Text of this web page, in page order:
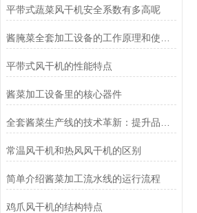
平带式蔬菜风干机安全系数有多高呢
平带式风干机的性能特点
酱菜加工设备里的核心器件
常温风干机和热风风干机的区别
简单介绍酱菜加工流水线的运行流程
鸡爪风干机的结构特点